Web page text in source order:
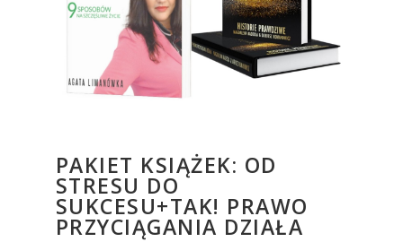
PAKIET KSIĄŻEK: OD
STRESU DO
SUKCESU+TAK! PRAWO
PRZYCIĄGANIA DZIAŁA